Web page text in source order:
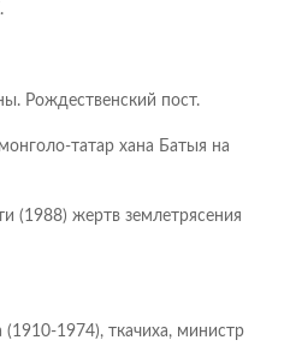
Рождественский пост.
татар хана Батыя на
(1988) жертв землетрясения
(1910-1974), ткачиха, министр